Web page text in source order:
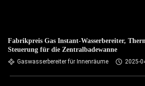
Fabrikpreis Gas Instant-Wasserbereiter,
Steuerung für die Zentralbadewanne
Gaswasserbereiter für Innenräume 2025-